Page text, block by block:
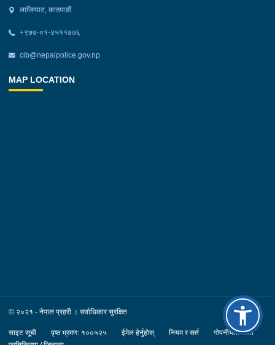
लाजिम्पाट, काठमाडौं
+९७७-०१-४५११७७६
cib@nepalpolice.gov.np
MAP LOCATION
© २०२१ - नेपाल प्रहरी । सर्वाधिकार सुरक्षित
साइट सूची पृष्ठ भ्रमण: १००५२५ ईमेल हेर्नुहोस् नियम र सर्त
गोपनीयता नीति